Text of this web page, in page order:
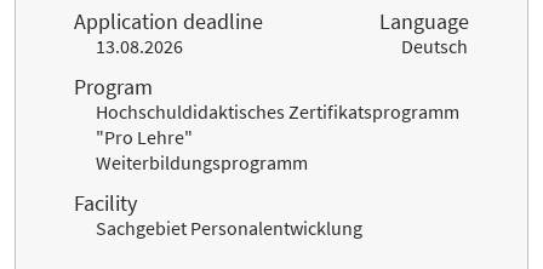
Application deadline
13.08.2026
Language
Deutsch
Program
Hochschuldidaktisches Zertifikatsprogramm
"Pro Lehre"
Weiterbildungsprogramm
Facility
Sachgebiet Personalentwicklung